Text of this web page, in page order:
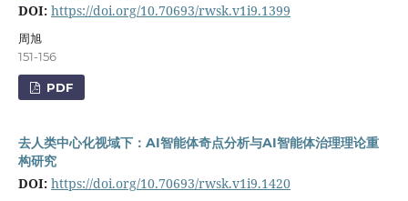
DOI: https://doi.org/10.70693/rwsk.v1i9.1399
周旭
151-156
PDF
去人类中心化视域下：AI智能体奇点分析与AI智能体治理理论重
构研究
DOI: https://doi.org/10.70693/rwsk.v1i9.1420